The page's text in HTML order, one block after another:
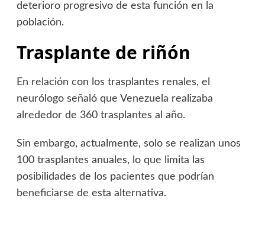
deterioro progresivo de esta función en la
población.
Trasplante de riñón
En relación con los trasplantes renales, el
neurólogo señaló que Venezuela realizaba
alrededor de 360 trasplantes al año.
Sin embargo, actualmente, solo se realizan unos
100 trasplantes anuales, lo que limita las
posibilidades de los pacientes que podrían
beneficiarse de esta alternativa.